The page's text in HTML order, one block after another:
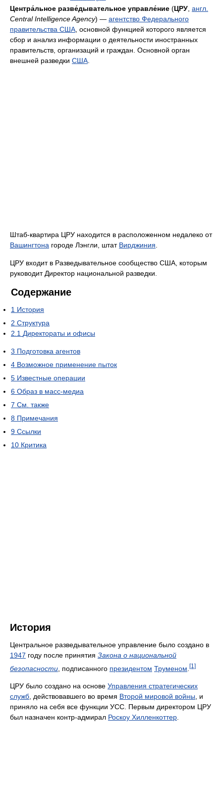
Центра́льное разве́дывательное управле́ние (ЦРУ англ.
Central Intelligence Agency) — агентство Федерального
правительства США , основной функцией которого является
сбор и анализ информации о деятельности иностранных
правительств, организаций и граждан. Основной орган
внешней разведки США
Штаб-квартира ЦРУ находится в расположенном недалеко от
Вашингтона городе Лэнгли, штат Вирджиния
ЦРУ входит в Разведывательное сообщество США, которым
руководит Директор национальной разведки.
Содержание
1 История
2 Структура
2.1 Директораты и офисы
3 Подготовка агентов
4 Возможное применение пыток
5 Известные операции
6 Образ в масс-медиа
7 См. также
8 Примечания
9 Ссылки
10 Критика
История
Центральное разведывательное управление было создано в
1947 году после принятия Закона о национальной
безопасности , подписанного президентом Труменом [1]
ЦРУ было создано на основе Управления стратегических
служб, действовавшего во время Второй мировой войны, и
приняло на себя все функции УСС. Первым директором ЦРУ
был назначен контр-адмирал Роскоу Хилленкоттер.